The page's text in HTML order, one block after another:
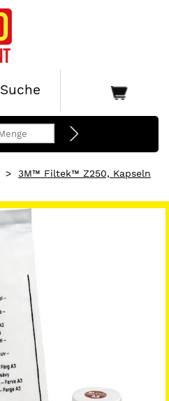
Suche
> 3M™ Filtek™ Z250, Kapseln